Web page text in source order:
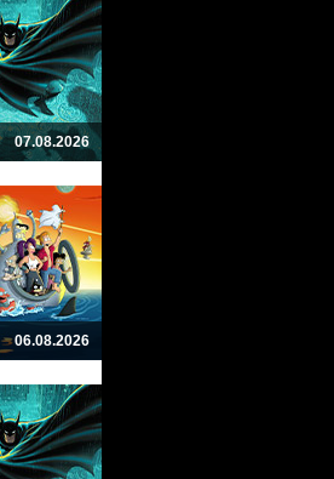
07.08.2026
06.08.2026